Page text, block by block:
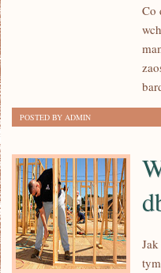
Co
POSTED BY ADMIN